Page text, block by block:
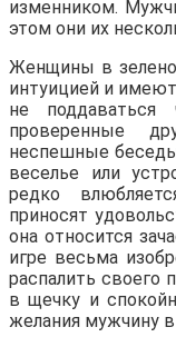
изменником.
этом они их
Женщины в
интуицией и
не
проверенные
неспешные
веселье или
редко
приносят
она относится
игре весьма
распалить своего
в щечку и
желания мужчину